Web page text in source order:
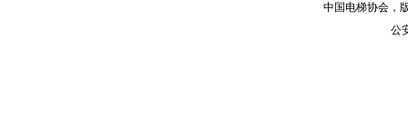
中国电梯协会，
公